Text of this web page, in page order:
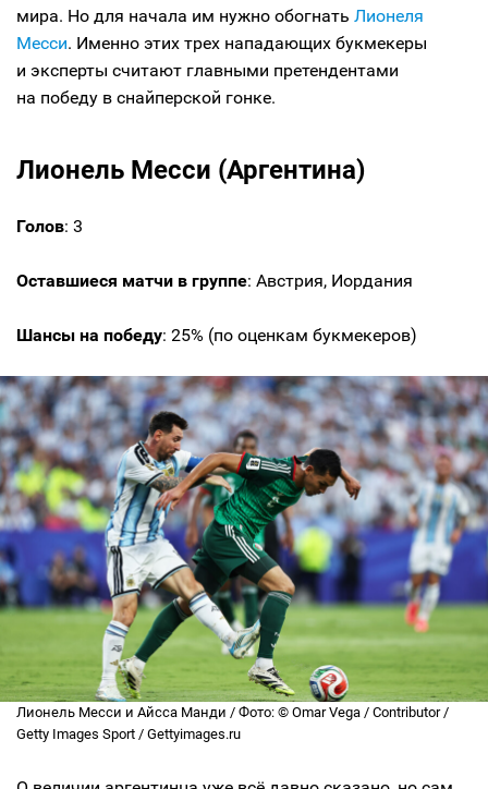
мира. Но для начала им нужно обогнать Лионеля
Месси. Именно этих трех нападающих букмекеры
и эксперты считают главными претендентами
на победу в снайперской гонке.
Лионель Месси (Аргентина)
Голов: 3
Оставшиеся матчи в группе: Австрия, Иордания
Шансы на победу: 25% (по оценкам букмекеров)
Лионель Месси и Айсса Манди / Фото: © Omar Vega / Contributor /
Getty Images Sport / Gettyimages.ru